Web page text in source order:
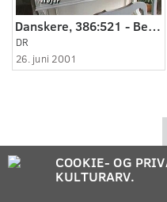
Danskere, 386:521 - Besøger slotskroen.
DR
26. juni 2001
COOKIE- OG
KULTURARV.